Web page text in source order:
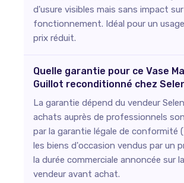
d'usure visibles mais sans impact sur
fonctionnement. Idéal pour un
prix réduit.
Quelle garantie pour ce Vase
Guillot reconditionné chez
La garantie dépend du vendeur
achats auprès de professionnels
par la garantie légale de conformité
les biens d'occasion vendus par un
la durée commerciale annoncée sur
vendeur avant achat.